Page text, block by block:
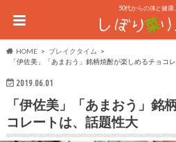
50代からの体と健康
HOME
ブレイクタイム
「伊佐美」「あまおう」銘柄焼酎が楽しめるチョコ
2019.06.01
「伊佐美」「あまおう」銘
コレートは、話題性大